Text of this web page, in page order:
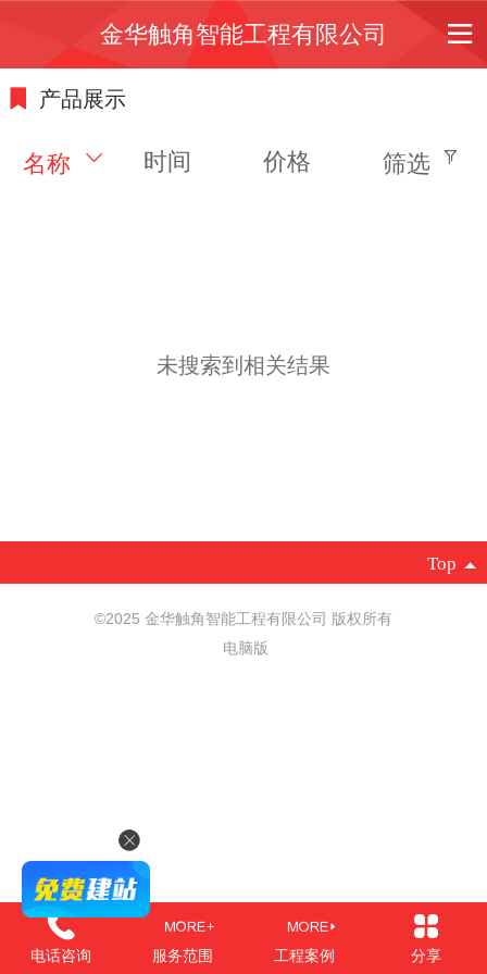
金华触角智能工程有限公司
产品展示
名称 时间 价格 筛选
未搜索到相关结果
Top
©2025 金华触角智能工程有限公司 版权所有
电脑版
电话咨询 服务范围 工程案例 分享